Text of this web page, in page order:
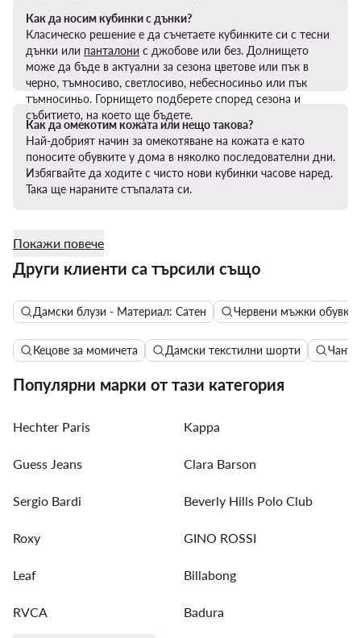
Как да носим кубинки с дънки?
Класическо решение е да съчетаете кубинките си с тесни
дънки или панталони с джобове или без. Долнището
може да бъде в актуални за сезона цветове или пък в
черно, тъмносиво, светлосиво, небесносиньо или пък
тъмносиньо. Горнището подберете според сезона и
събитието, на което ще бъдете.
Как да омекотим кожата или нещо такова?
Най-добрият начин за омекотяване на кожата е като
поносите обувките у дома в няколко последователни дни.
Избягвайте да ходите с чисто нови кубинки часове наред.
Така ще нараните стъпалата си.
Покажи повече
Други клиенти са търсили също
Дамски блузи - Материал: Сатен Червени мъжки обувки
Кецове за момичета Дамски текстилни шорти
Популярни марки от тази категория
Hechter Paris Kappa
Guess Jeans Clara Barson
Sergio Bardi Beverly Hills Polo Club
Roxy GINO ROSSI
Leaf Billabong
RVCA Badura